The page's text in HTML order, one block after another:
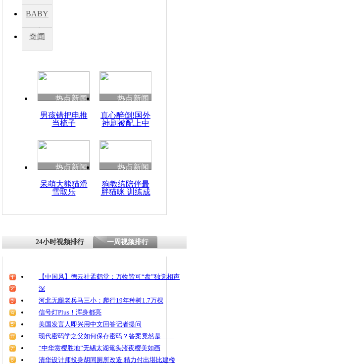
因
度苗族花山节
魂
BABY
秀
奇闻
热点新闻
男孩错把电推
当梳子
热点新闻
真心醉倒!国外
神剧被配上中
热点新闻
呆萌大熊猫滑
雪取乐
热点新闻
狗教练陪伴最
胖猫咪 训练成
24小时视频排行 一周视频排行
【中国风】德云社孟鹤堂：万物皆可“盘”独觉相声
深
河北无腿老兵马三小：爬行19年种树1.7万棵
信号灯Plus！浑身都亮
美国发言人即兴用中文回答记者提问
现代密码学之父如何保存密码？答案竟然是……
“中华赏樱胜地”无锡太湖鼋头渚夜樱美如画
清华设计师投身胡同厕所改造 精力付出堪比建楼